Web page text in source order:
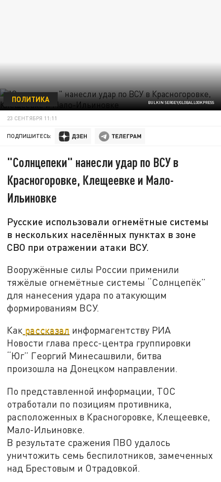
BULKIN SERGEY/GLOBALLOOKPRESS
ПОЛИТИКА
23 СЕНТЯБРЯ 11:11
ПОДПИШИТЕСЬ:
"Солнцепеки" нанесли удар по ВСУ в
Красногоровке, Клещеевке и Мало-
Ильиновке
Русские использовали огнемётные системы
в нескольких населённых пунктах в зоне
СВО при отражении атаки ВСУ.
Вооружённые силы России применили
тяжёлые огнемётные системы “Солнцепёк”
для нанесения удара по атакующим
формированиям ВСУ.
Как рассказал информагентству РИА
Новости глава пресс-центра группировки
“Юг” Георгий Минесашвили, битва
произошла на Донецком направлении.
По представленной информации, ТОС
отработали по позициям противника,
расположенных в Красногоровке, Клещеевке,
Мало-Ильиновке.
В результате сражения ПВО удалось
уничтожить семь беспилотников, замеченных
над Брестовым и Отрадовкой.